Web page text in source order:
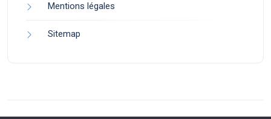
Mentions légales
Sitemap